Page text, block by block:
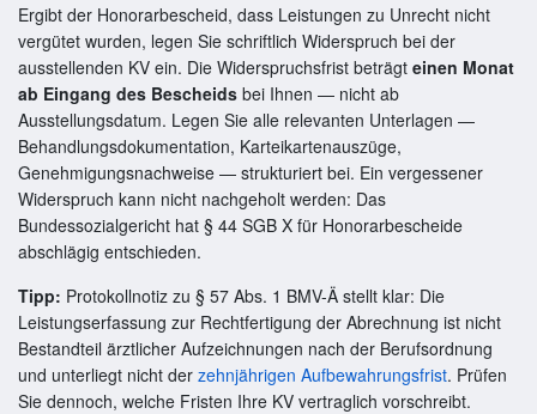
Ergibt der Honorarbescheid, dass Leistungen zu Unrecht nicht
vergütet wurden, legen Sie schriftlich Widerspruch bei der
ausstellenden KV ein. Die Widerspruchsfrist beträgt einen Monat
ab Eingang des Bescheids bei Ihnen — nicht ab
Ausstellungsdatum. Legen Sie alle relevanten Unterlagen —
Behandlungsdokumentation, Karteikartenauszüge,
Genehmigungsnachweise — strukturiert bei. Ein vergessener
Widerspruch kann nicht nachgeholt werden: Das
Bundessozialgericht hat § 44 SGB X für Honorarbescheide
abschlägig entschieden.
Tipp: Protokollnotiz zu § 57 Abs. 1 BMV-Ä stellt klar: Die
Leistungserfassung zur Rechtfertigung der Abrechnung ist nicht
Bestandteil ärztlicher Aufzeichnungen nach der Berufsordnung
und unterliegt nicht der zehnjährigen Aufbewahrungsfrist. Prüfen
Sie dennoch, welche Fristen Ihre KV vertraglich vorschreibt.